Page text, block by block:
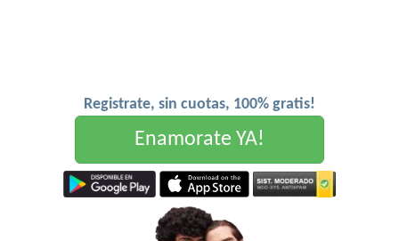
Registrate, sin cuotas, 100% gratis!
Enamorate YA!